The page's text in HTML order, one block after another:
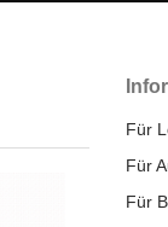
Für
Für
Für